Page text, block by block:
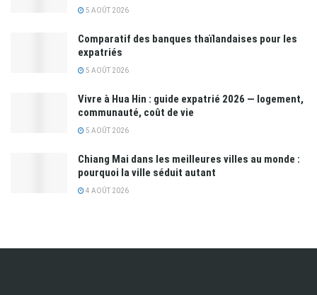
5 AOÛT 2026
Comparatif des banques thaïlandaises pour les
expatriés
5 AOÛT 2026
Vivre à Hua Hin : guide expatrié 2026 — logement,
communauté, coût de vie
5 AOÛT 2026
Chiang Mai dans les meilleures villes au monde :
pourquoi la ville séduit autant
4 AOÛT 2026